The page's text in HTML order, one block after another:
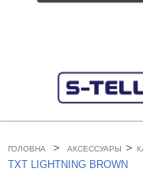
ГОЛОВНА > АКСЕССУАРЫ >
TXT LIGHTNING BROWN